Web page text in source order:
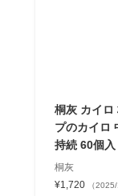
桐灰 カイロ
プのカイロ
持続 60個
桐灰
¥1,720
（